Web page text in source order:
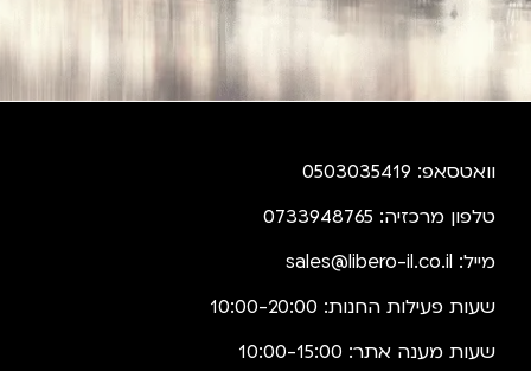
וואטסאפ: 0503035419
טלפון מרכזיה: 0733948765
מייל: sales@libero-il.co.il
שעות פעילות החנות: 10:00-20:00
שעות מענה אתר: 10:00-15:00